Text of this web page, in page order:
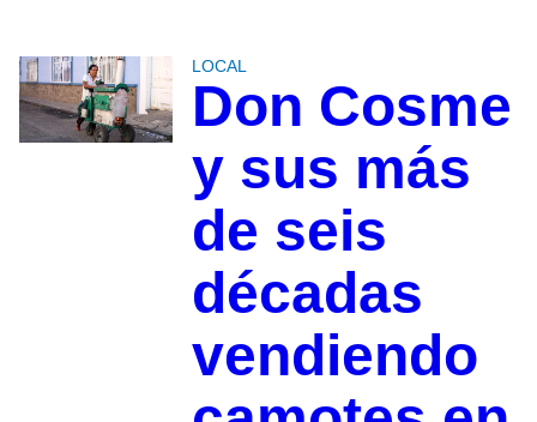
LOCAL
Don Cosme
y sus más
de seis
décadas
vendiendo